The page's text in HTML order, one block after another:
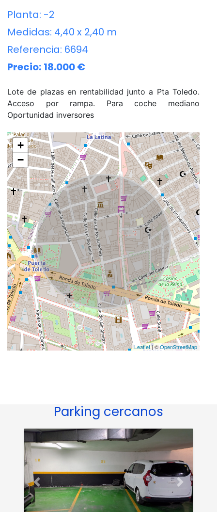
Planta: -2
Medidas: 4,40 x 2,40 m
Referencia: 6694
Precio: 18.000 €
Lote de plazas en rentabilidad junto a Pta Toledo.
Acceso por rampa. Para coche mediano
Oportunidad inversores
+
−
Leaflet| ©OpenStreetMap
Parking cercanos
Anterior Siguiente